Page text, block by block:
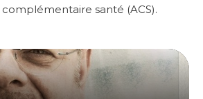
complémentaire santé (ACS).